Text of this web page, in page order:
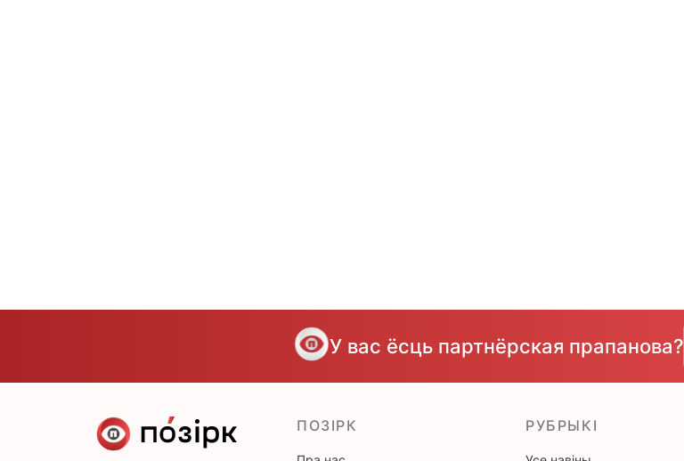
У вас ёсць партнёрская прапанова?
ПОЗІРК РУБРЫКІ